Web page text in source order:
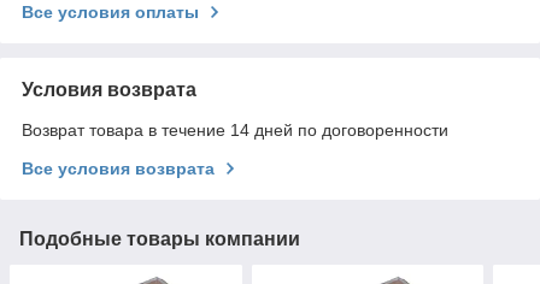
Все условия оплаты
Условия возврата
Возврат товара в течение 14 дней по договоренности
Все условия возврата
Подобные товары компании